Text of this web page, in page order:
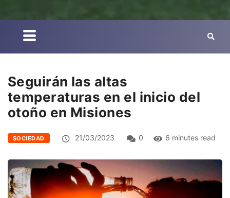
Seguirán las altas
temperaturas en el inicio del
otoño en Misiones
SOCIEDAD 21/03/2023 0 6 minutes read